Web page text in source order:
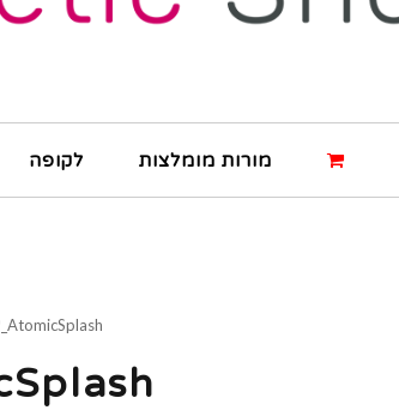
לקופה מורות מומלצות